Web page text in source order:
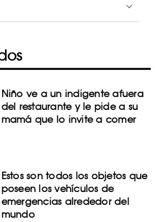
Niño ve a un indigente afuera
del restaurante y le pide a su
mamá que lo invite a comer
Estos son todos los objetos que
poseen los vehículos de
emergencias alrededor del
mundo